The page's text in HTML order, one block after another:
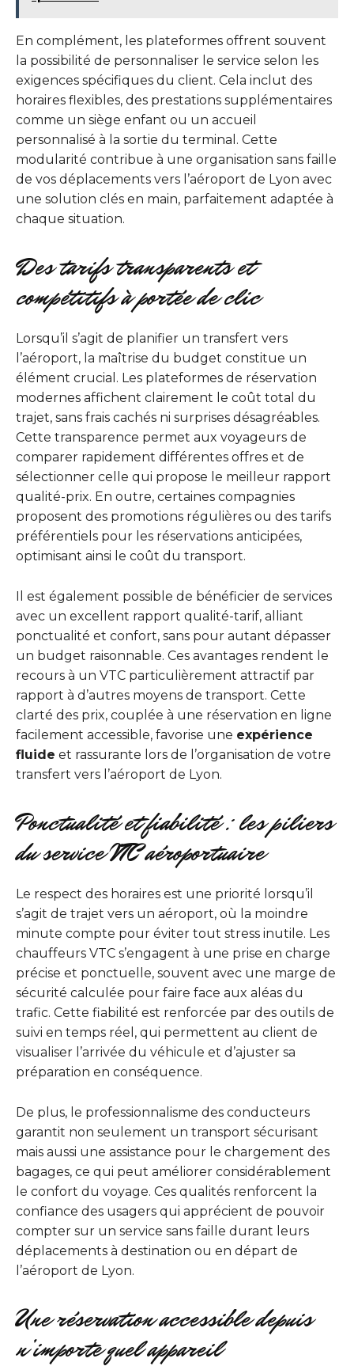
En complément, les plateformes offrent souvent
la possibilité de personnaliser le service selon les
exigences spécifiques du client. Cela inclut des
horaires flexibles, des prestations supplémentaires
comme un siège enfant ou un accueil
personnalisé à la sortie du terminal. Cette
modularité contribue à une organisation sans faille
de vos déplacements vers l’aéroport de Lyon avec
une solution clés en main, parfaitement adaptée à
chaque situation.
Des tarifs transparents et
compétitifs à portée de clic
Lorsqu’il s’agit de planifier un transfert vers
l’aéroport, la maîtrise du budget constitue un
élément crucial. Les plateformes de réservation
modernes affichent clairement le coût total du
trajet, sans frais cachés ni surprises désagréables.
Cette transparence permet aux voyageurs de
comparer rapidement différentes offres et de
sélectionner celle qui propose le meilleur rapport
qualité-prix. En outre, certaines compagnies
proposent des promotions régulières ou des tarifs
préférentiels pour les réservations anticipées,
optimisant ainsi le coût du transport.
Il est également possible de bénéficier de services
avec un excellent rapport qualité-tarif, alliant
ponctualité et confort, sans pour autant dépasser
un budget raisonnable. Ces avantages rendent le
recours à un VTC particulièrement attractif par
rapport à d’autres moyens de transport. Cette
clarté des prix, couplée à une réservation en ligne
facilement accessible, favorise une expérience
fluide et rassurante lors de l’organisation de votre
transfert vers l’aéroport de Lyon.
Ponctualité et fiabilité : les piliers
du service VTC aéroportuaire
Le respect des horaires est une priorité lorsqu’il
s’agit de trajet vers un aéroport, où la moindre
minute compte pour éviter tout stress inutile. Les
chauffeurs VTC s’engagent à une prise en charge
précise et ponctuelle, souvent avec une marge de
sécurité calculée pour faire face aux aléas du
trafic. Cette fiabilité est renforcée par des outils de
suivi en temps réel, qui permettent au client de
visualiser l’arrivée du véhicule et d’ajuster sa
préparation en conséquence.
De plus, le professionnalisme des conducteurs
garantit non seulement un transport sécurisant
mais aussi une assistance pour le chargement des
bagages, ce qui peut améliorer considérablement
le confort du voyage. Ces qualités renforcent la
confiance des usagers qui apprécient de pouvoir
compter sur un service sans faille durant leurs
déplacements à destination ou en départ de
l’aéroport de Lyon.
Une réservation accessible depuis
n’importe quel appareil